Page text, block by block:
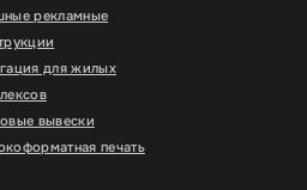
рекламные
для жилых
вывески
печать